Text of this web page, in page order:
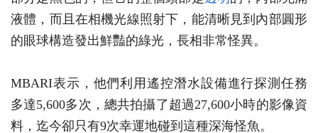
液體，而且在相機光線照射下，能清晰見到內部圓形
的眼球構造發出鮮豔的綠光，長相非常怪異。
MBARI表示，他們利用遙控潛水設備進行探測任務
多達5,600多次，總共拍攝了超過27,600小時的影像資
料，迄今卻只有9次幸運地碰到這種深海怪魚。